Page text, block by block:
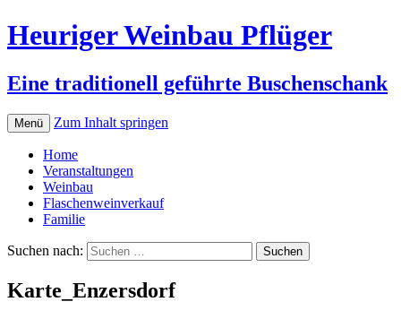
Heuriger Weinbau Pflüger
Eine traditionell geführte Buschenschank
Menü Zum Inhalt springen
Home
Veranstaltungen
Weinbau
Flaschenweinverkauf
Familie
Suchen nach:
Karte_Enzersdorf